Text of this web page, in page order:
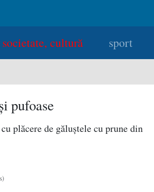
societate, cultură sport
pufoase
plăcere de găluştele cu prune din